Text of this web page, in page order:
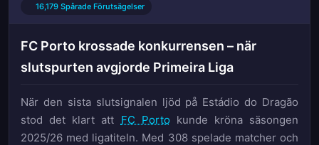
16,179 Spårade Förutsägelser
FC Porto krossade konkurrensen – när
slutspurten avgjorde Primeira Liga
När den sista slutsignalen ljöd på Estádio do Dragão
stod det klart att FC Porto kunde kröna säsongen
2025/26 med ligatiteln. Med 308 spelade matcher och